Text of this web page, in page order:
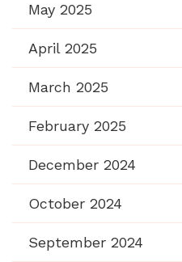
May 2025
April 2025
March 2025
February 2025
December 2024
October 2024
September 2024